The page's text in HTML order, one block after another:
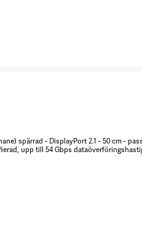
spärrad - DisplayPort 2.1 - 50 cm -
upp till 54 Gbps